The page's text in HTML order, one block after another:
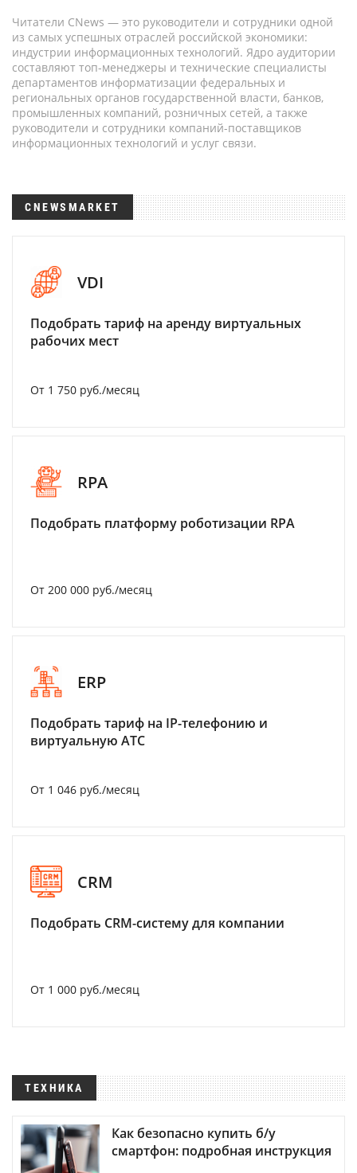
Читатели CNews — это руководители и сотрудники одной
из самых успешных отраслей российской экономики:
индустрии информационных технологий. Ядро аудитории
составляют топ-менеджеры и технические специалисты
департаментов информатизации федеральных и
региональных органов государственной власти, банков,
промышленных компаний, розничных сетей, а также
руководители и сотрудники компаний-поставщиков
информационных технологий и услуг связи.
CNEWSMARKET
VDI
Подобрать тариф на аренду виртуальных
рабочих мест
От 1 750 руб./месяц
RPA
Подобрать платформу роботизации RPA
От 200 000 руб./месяц
ERP
Подобрать тариф на IP-телефонию и
виртуальную АТС
От 1 046 руб./месяц
CRM
Подобрать CRM-систему для компании
От 1 000 руб./месяц
ТЕХНИКА
Как безопасно купить б/у
смартфон: подробная инструкция